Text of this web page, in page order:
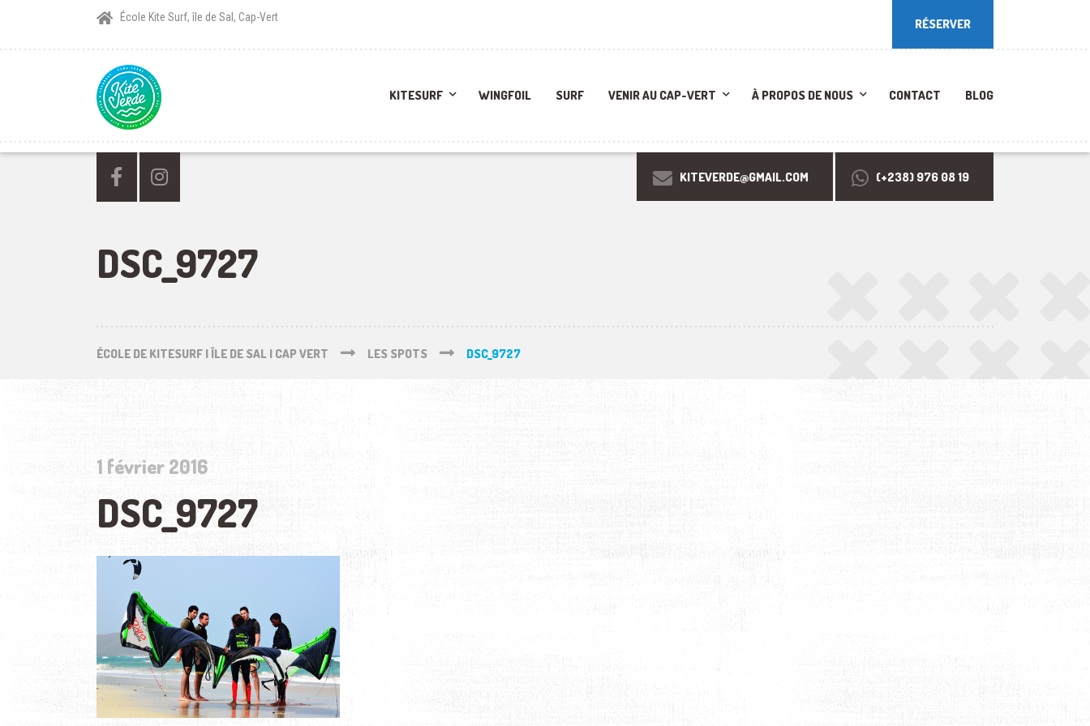
École Kite Surf, île de Sal, Cap-Vert RÉSERVER
KITESURF WINGFOIL SURF VENIR AU CAP-VERT À PROPOS DE NOUS CONTACT BLOG
KITEVERDE@GMAIL.COM (+238) 976 08 19
DSC_9727
ÉCOLE DE KITESURF | ÎLE DE SAL | CAP VERT LES SPOTS DSC_9727
1 février 2016
DSC_9727